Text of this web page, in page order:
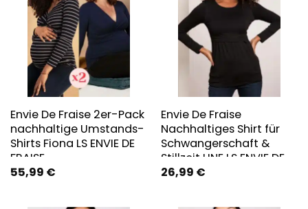
Envie De Fraise 2er-Pack
nachhaltige Umstands-
Shirts Fiona LS ENVIE DE
FRAISE
55,99 €
Envie De Fraise
Nachhaltiges Shirt für
Schwangerschaft &
Stillzeit LINE LS ENVIE DE
FRAISE
26,99 €